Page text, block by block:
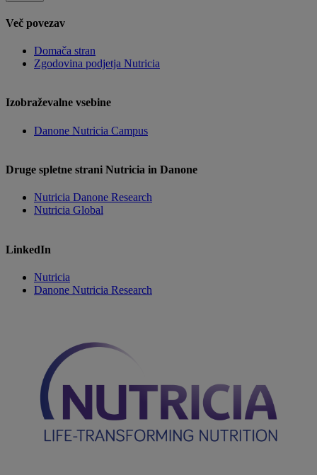
Več povezav
Domača stran
Zgodovina podjetja Nutricia
Izobraževalne vsebine
Danone Nutricia Campus
Druge spletne strani Nutricia in Danone
Nutricia Danone Research
Nutricia Global
LinkedIn
Nutricia
Danone Nutricia Research